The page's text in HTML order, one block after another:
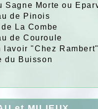
Sagne Morte ou
de Pinois
La Combe
de Couroule
lavoir "Chez Rambert"
du Buisson